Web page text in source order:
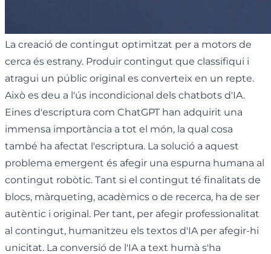
La creació de contingut optimitzat per a motors de
cerca és estrany. Produir contingut que classifiqui i
atragui un públic original es converteix en un repte.
Això es deu a l'ús incondicional dels chatbots d'IA.
Eines d'escriptura com ChatGPT han adquirit una
immensa importància a tot el món, la qual cosa
també ha afectat l'escriptura. La solució a aquest
problema emergent és afegir una espurna humana al
contingut robòtic. Tant si el contingut té finalitats de
blocs, màrqueting, acadèmics o de recerca, ha de ser
autèntic i original. Per tant, per afegir professionalitat
al contingut, humanitzeu els textos d'IA per afegir-hi
unicitat. La conversió de l'IA a text humà s'ha